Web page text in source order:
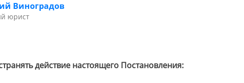
Виноградов
юрист
действие настоящего Постановления: